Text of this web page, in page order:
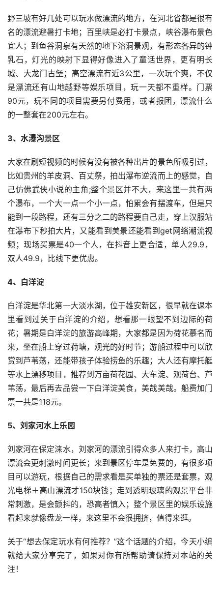
野三坡有好几处可以玩水做漂流的地方，在河北省都是很有
名的漂流避暑打卡地；百里峡是必打卡景点，峡谷瀑布景色
宜人；到鱼谷洞泉有天然的地下溶洞景观，有形态各异的钟
乳石，灯光的映射下显得好像进入了童话世界，更有明长
城、大龙门古堡；高空漂流有近3公里，一次玩个爽，不仅
是漂流还有山地越野等娱乐项目，玩一天都不重样。门票
90元，玩不同的项目需要另付费用，或者报团，漂流什么
的一整套在200元左右。
3、水瀑沟景区
大家在刷短视频的时候有没有被各种出片的景色所吸引过，
比如贵州的羊皮洞、百丈祭，拍出瀑布逆流而上的感觉，自
己仿佛武侠小说的主角;整个景区并不大，来这里一共有两
个瀑布，一个大一点一个小一点，怕累会有摆渡车，但是只
能到一段路程，还有三分之二的路程要自己走，穿上汉服站
在瀑布下秒拍大片，又能看到美景还能看到get网络潮流视
频；现场买票是40一个人，在抖音上更合适，单人29.9，
双人49.9，比线下更优惠。
4、白洋淀
白洋淀是华北第一大淡水湖，位于雄安新区，很早就在课本
里看到过关于白洋淀的介绍，想看那一眼望不到边际的荷
花；暑期是白洋淀的旅游高峰期，大家都是因为荷花慕名而
来，坐在船上穿过荷塘，观光的好时节；游船过程中可以欣
赏到芦苇荡，还能带孩子体验捞鱼的乐趣；大人还有摩托艇
等水上漂移项目，推荐到万亩荷花园、大车淀、观荷台、芦
苇荡，最后再去品尝一下白洋淀美食，美哉美哉。船费加门
票一共是118元。
5、刘家河水上乐园
刘家河在保定涞水，刘家河的漂流引得众多人来打卡，高山
漂流会更刺激时间更长；来到景区停车是免费的，有很多项
目可以游玩，根据自己的需求看是买单独的票还是套票，观
光电梯＋高山漂流才150块钱；走到透明玻璃的观景平台非
常刺激，是会颤抖的，恐高者慎入；整个景区里的娱乐设施
看起来就像盘龙一样，来这里不会很拥挤，值得来逛。
关于“想去保定玩水有何推荐？”这个话题的介绍，今天小编
就给大家分享完了，如果对你有所帮助请保持对本站的关
注！